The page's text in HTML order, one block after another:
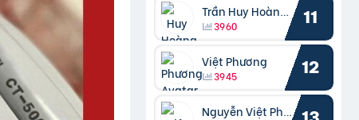
Trần Huy Hoàng Bắc
3960 11
Việt Phương
3945 12
Nguyễn Việt Phương